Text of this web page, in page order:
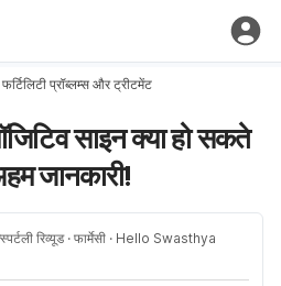
फर्टिलिटी प्रॉब्लम्स और ट्रीटमेंट
साइन क्या हो सकते
जानकारी!
रिव्यूड · फार्मेसी · Hello Swasthya